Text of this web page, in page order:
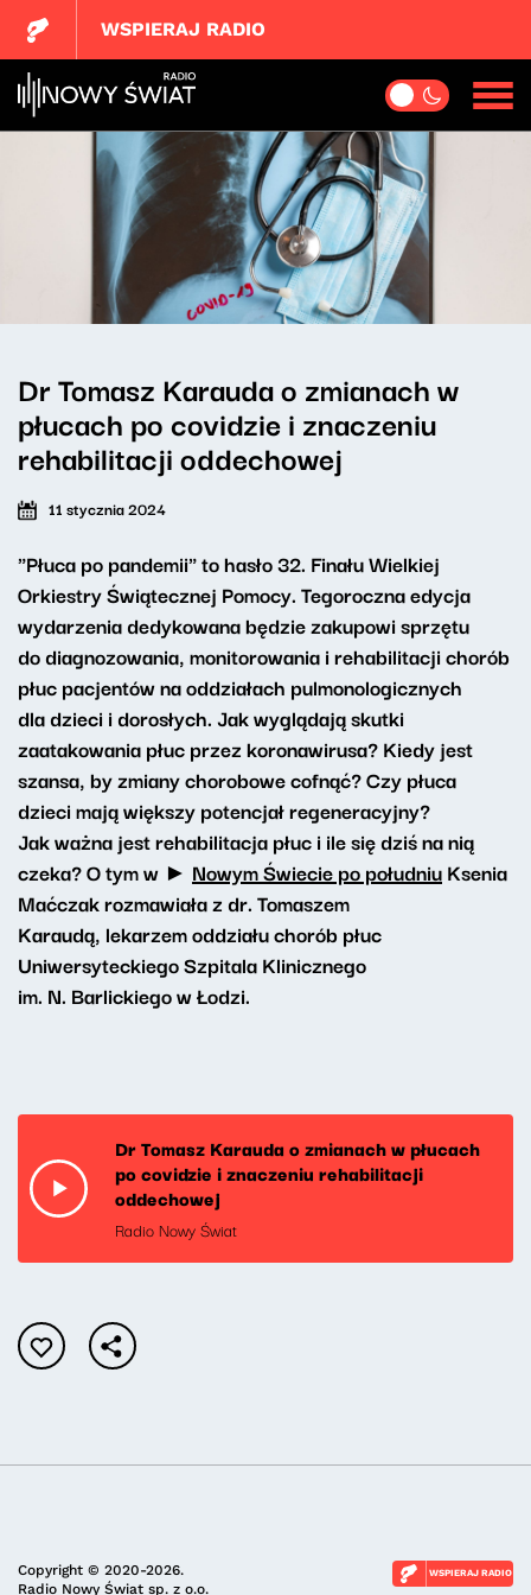
WSPIERAJ RADIO
Dr Tomasz Karauda o zmianach w
płucach po covidzie i znaczeniu
rehabilitacji oddechowej
11 stycznia 2024
"Płuca po pandemii" to hasło 32. Finału Wielkiej
Orkiestry Świątecznej Pomocy. Tegoroczna edycja
wydarzenia dedykowana będzie zakupowi sprzętu
do diagnozowania, monitorowania i rehabilitacji chorób
płuc pacjentów na oddziałach pulmonologicznych
dla dzieci i dorosłych. Jak wyglądają skutki
zaatakowania płuc przez koronawirusa? Kiedy jest
szansa, by zmiany chorobowe cofnąć? Czy płuca
dzieci mają większy potencjał regeneracyjny?
Jak ważna jest rehabilitacja płuc i ile się dziś na nią
czeka? O tym w ► Nowym Świecie po południuKsenia
Maćczak rozmawiała z dr. Tomaszem
Karaudą, lekarzem oddziału chorób płuc
Uniwersyteckiego Szpitala Klinicznego
im. N. Barlickiego w Łodzi.
Dr Tomasz Karauda o zmianach w płucach
po covidzie i znaczeniu rehabilitacji
oddechowej
Radio Nowy Świat
Copyright © 2020-2026.
Radio Nowy Świat sp. z o.o.
WSPIERAJ RADIO